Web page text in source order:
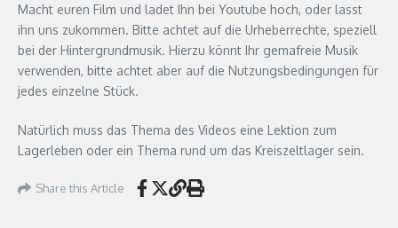
Macht euren Film und ladet Ihn bei Youtube hoch, oder lasst
ihn uns zukommen. Bitte achtet auf die Urheberrechte, speziell
bei der Hintergrundmusik. Hierzu könnt Ihr gemafreie Musik
verwenden, bitte achtet aber auf die Nutzungsbedingungen für
jedes einzelne Stück.
Natürlich muss das Thema des Videos eine Lektion zum
Lagerleben oder ein Thema rund um das Kreiszeltlager sein.
Share this Article